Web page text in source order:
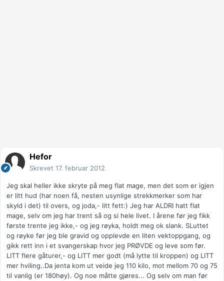
Hefor
Skrevet 17. februar 2012
Jeg skal heller ikke skryte på meg flat mage, men det som er igjen
er litt hud (har noen få, nesten usynlige strekkmerker som har
skyld i det) til overs, og joda,- litt fett:) Jeg har ALDRI hatt flat
mage, selv om jeg har trent så og si hele livet. I årene før jeg fikk
første trente jeg ikke,- og jeg røyka, holdt meg ok slank. SLuttet
og røyke før jeg ble gravid og opplevde en liten vektoppgang, og
gikk rett inn i et svangerskap hvor jeg PRØVDE og leve som før.
LITT flere gåturer,- og LITT mer godt (må lytte til kroppen) og LITT
mer hviling..Da jenta kom ut veide jeg 110 kilo, mot mellom 70 og 75
til vanlig (er 180høy). Og noe måtte gjøres... Og selv om man før